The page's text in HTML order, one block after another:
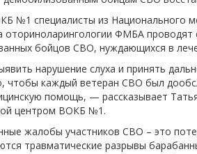
№1 специалисты из Национального
оториноларингологии ФМБА проводят
бойцов СВО, нуждающихся в
нарушение слуха и принять
чтобы каждый ветеран СВО был
помощь, — рассказывает
центром ВОКБ №1.
жалобы участников СВО – это
травматические разрывы